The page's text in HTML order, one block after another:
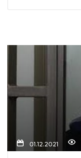
01.12.2021